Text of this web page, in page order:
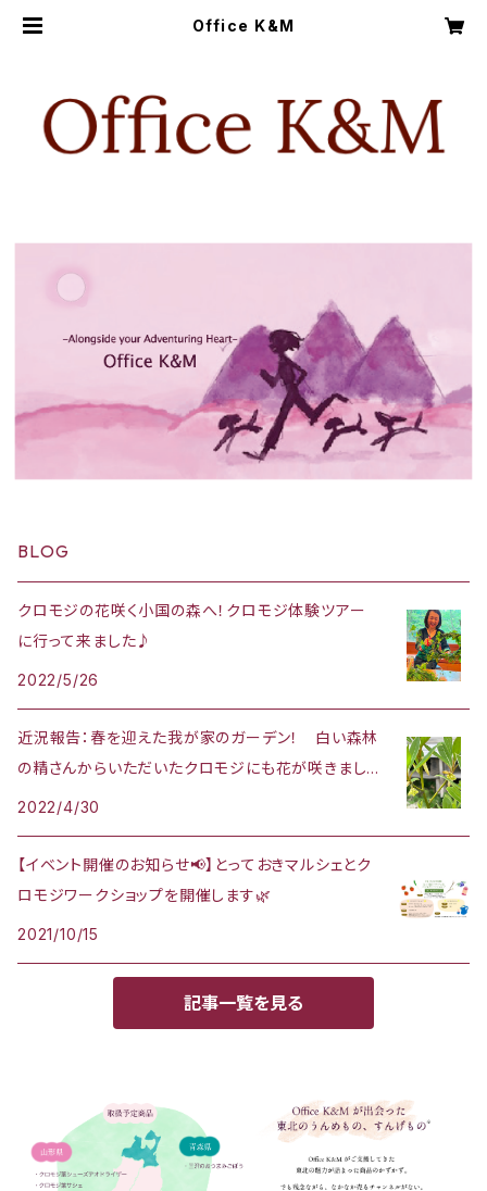
Office K&M
BLOG
クロモジの花咲く小国の森へ！クロモジ体験ツアー
に行って来ました♪
2022/5/26
近況報告：春を迎えた我が家のガーデン！ 白い森林
の精さんからいただいたクロモジにも花が咲きまし
た🌷
2022/4/30
【イベント開催のお知らせ📢】とっておきマルシェとク
ロモジワークショップを開催します🌿
2021/10/15
記事一覧を見る